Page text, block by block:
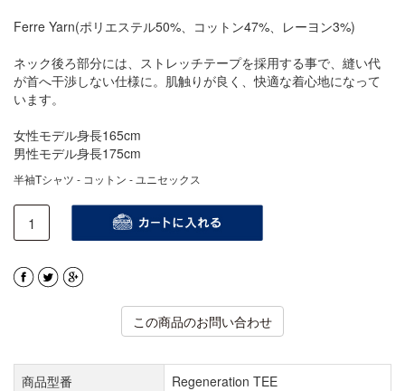
Ferre Yarn(ポリエステル50%、コットン47%、レーヨン3%)
ネック後ろ部分には、ストレッチテープを採用する事で、縫い代
が首へ干渉しない仕様に。肌触りが良く、快適な着心地になって
います。
女性モデル身長165cm
男性モデル身長175cm
半袖Tシャツ - コットン - ユニセックス
この商品のお問い合わせ
商品型番
Regeneration TEE